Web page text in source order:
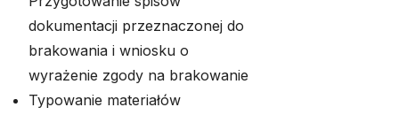
dokumentacji przeznaczonej do
brakowania i wniosku o
wyrażenie zgody na brakowanie
Typowanie materiałów